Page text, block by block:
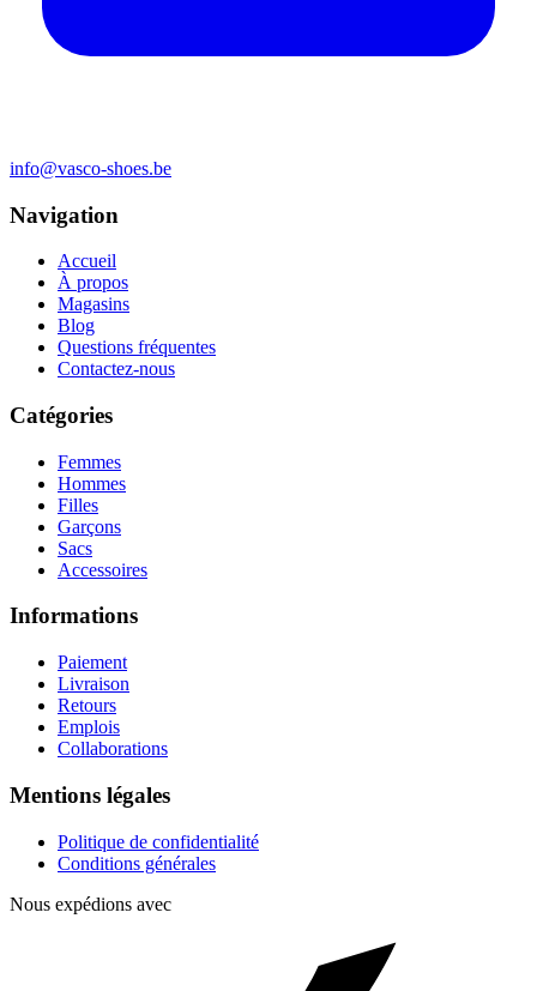
info@vasco-shoes.be
Navigation
Accueil
À propos
Magasins
Blog
Questions fréquentes
Contactez-nous
Catégories
Femmes
Hommes
Filles
Garçons
Sacs
Accessoires
Informations
Paiement
Livraison
Retours
Emplois
Collaborations
Mentions légales
Politique de confidentialité
Conditions générales
Nous expédions avec